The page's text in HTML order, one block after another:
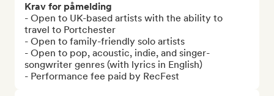
Krav for påmelding
- Open to UK-based artists with the ability to
travel to Portchester
- Open to family-friendly solo artists
- Open to pop, acoustic, indie, and singer-
songwriter genres (with lyrics in English)
- Performance fee paid by RecFest